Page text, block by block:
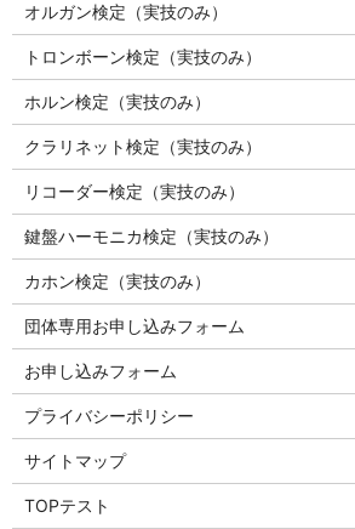
オルガン検定（実技のみ）
トロンボーン検定（実技のみ）
ホルン検定（実技のみ）
クラリネット検定（実技のみ）
リコーダー検定（実技のみ）
鍵盤ハーモニカ検定（実技のみ）
カホン検定（実技のみ）
団体専用お申し込みフォーム
お申し込みフォーム
プライバシーポリシー
サイトマップ
TOPテスト